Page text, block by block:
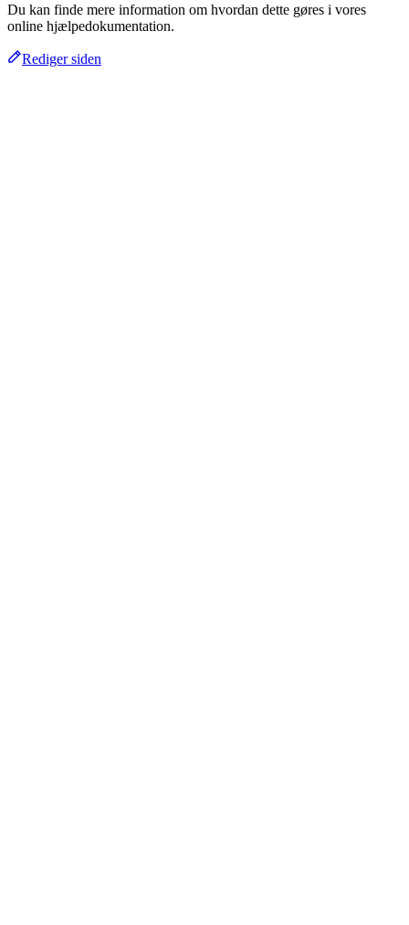
Du kan finde mere information om hvordan dette gøres i vores
online hjælpedokumentation.
Rediger siden